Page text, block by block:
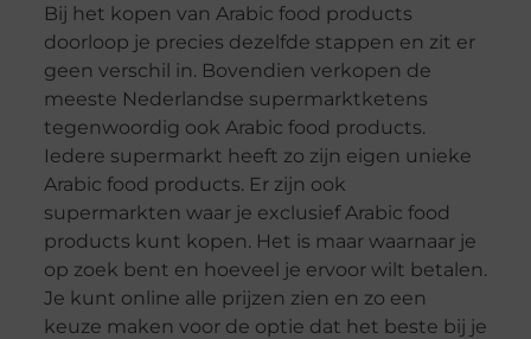
Bij het kopen van Arabic food products
doorloop je precies dezelfde stappen en zit er
geen verschil in. Bovendien verkopen de
meeste Nederlandse supermarktketens
tegenwoordig ook Arabic food products.
Iedere supermarkt heeft zo zijn eigen unieke
Arabic food products. Er zijn ook
supermarkten waar je exclusief Arabic food
products kunt kopen. Het is maar waarnaar je
op zoek bent en hoeveel je ervoor wilt betalen.
Je kunt online alle prijzen zien en zo een
keuze maken voor de optie dat het beste bij je